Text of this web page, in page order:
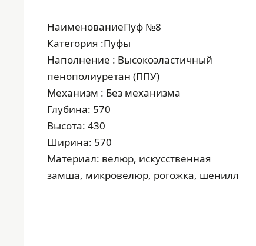
НаименованиеПуф №8
Категория :Пуфы
Наполнение : Высокоэластичный
пенополиуретан (ППУ)
Механизм : Без механизма
Глубина: 570
Высота: 430
Ширина: 570
Материал: велюр, искусственная
замша, микровелюр, рогожка, шенилл